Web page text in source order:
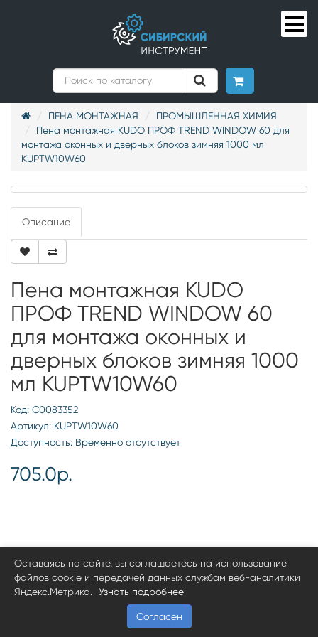
ПЕНА МОНТАЖНАЯ
ПРОМЫШЛЕННАЯ ХИМИЯ
Пена монтажная KUDO ПРОФ TREND WINDOW 60 для
монтажа оконных и дверных блоков зимняя 1000 мл
KUPTW10W60
Описание
Пена монтажная KUDO
ПРОФ TREND WINDOW 60
для монтажа оконных и
дверных блоков зимняя 1000
мл KUPTW10W60
Код: С0083352
Артикул: KUPTW10W60
Доступность: Временно отсутствует
705.0р.
Оставаясь на сайте, вы соглашаетесь на использование
файлов cookie и передачей данных службам веб-аналитики
Яндекс.Метрика.
Узнать подробнее
Согласен